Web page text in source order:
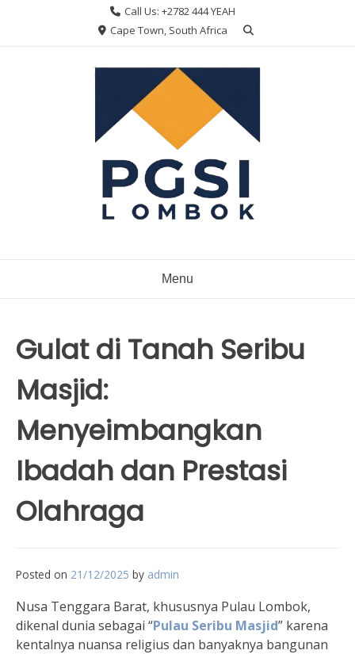
Call Us: +2782 444 YEAH
Cape Town, South Africa
Menu
Gulat di Tanah Seribu
Masjid:
Menyeimbangkan
Ibadah dan Prestasi
Olahraga
Posted on 21/12/2025 by admin
Nusa Tenggara Barat, khususnya Pulau Lombok,
dikenal dunia sebagai “Pulau Seribu Masjid” karena
kentalnya nuansa religius dan banyaknya bangunan